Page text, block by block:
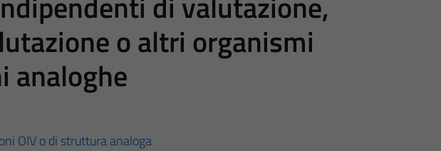
o altri organismi
analoghe
OIV o di struttura analoga